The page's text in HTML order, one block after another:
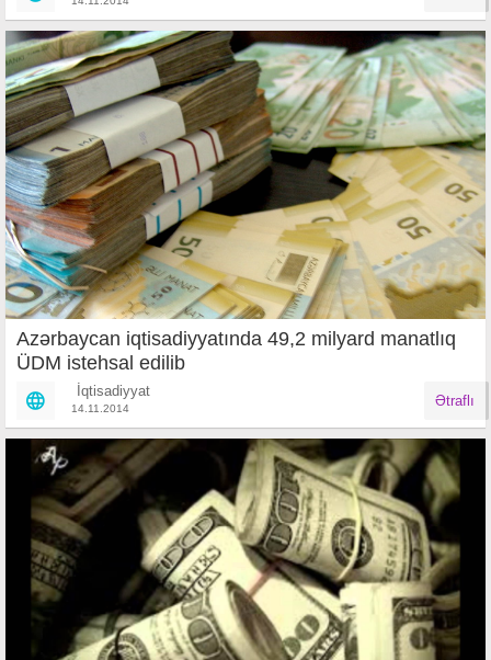
Azərbaycan iqtisadiyyatında 49,2 milyard manatlıq
ÜDM istehsal edilib
İqtisadiyyat
14.11.2014 Ətraflı